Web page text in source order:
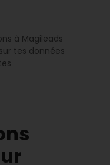
à Magileads
tes données